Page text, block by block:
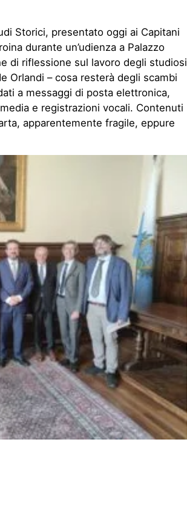
Storici, presentato oggi ai Capitani
durante un’udienza a Palazzo
di riflessione sul lavoro degli studiosi
Orlandi – cosa resterà degli scambi
a messaggi di posta elettronica,
e registrazioni vocali. Contenuti
apparentemente fragile, eppure